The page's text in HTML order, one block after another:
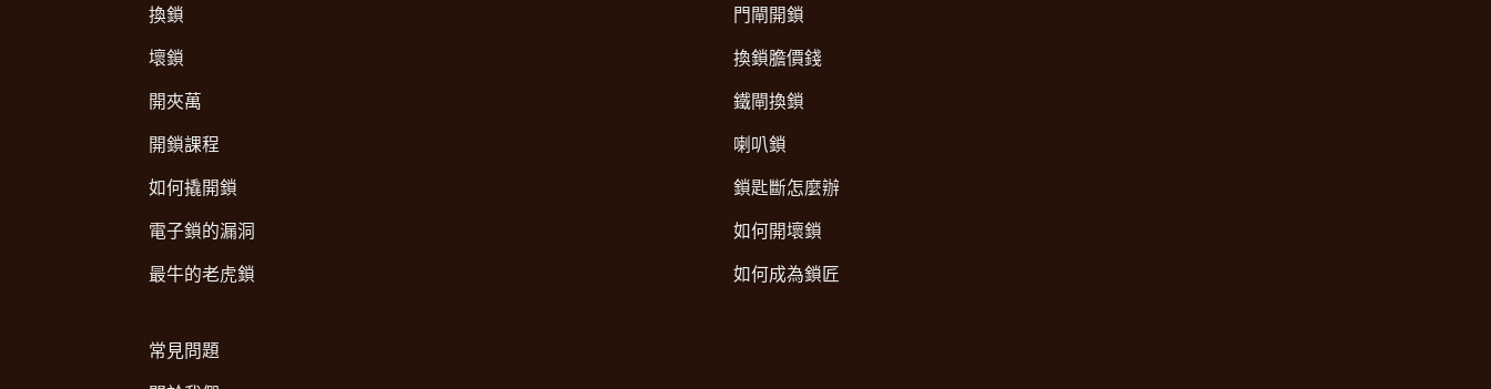
換鎖
壞鎖
開夾萬
開鎖課程
如何撬開鎖
電子鎖的漏洞
最牛的老虎鎖
門閘開鎖
換鎖膽價錢
鐵閘換鎖
喇叭鎖
鎖匙斷怎麼辦
如何開壞鎖
如何成為鎖匠
常見問題